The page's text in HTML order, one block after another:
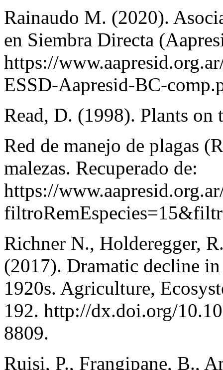
Rainaudo M. (2020).
en Siembra Directa
https://
ESSD-Aapresid-BC-
Read, D. (1998). Plants on
Red de manejo de plagas
malezas. Recuperado de:
https://
Richner N., Holderegger,
(2017). Dramatic decline
1920s. Agriculture,
192. http://dx.doi.org/
8809.
Ruisi, P., Frangipane, B.,